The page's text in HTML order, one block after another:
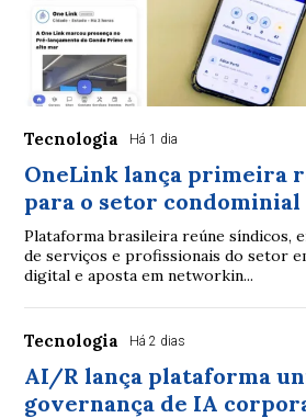
Tecnologia Há 1 dia
OneLink lança primeira
para o setor condominial
Plataforma brasileira reúne síndicos,
de serviços e profissionais do setor
digital e aposta em networkin...
Tecnologia Há 2 dias
AI/R lança plataforma
governança de IA